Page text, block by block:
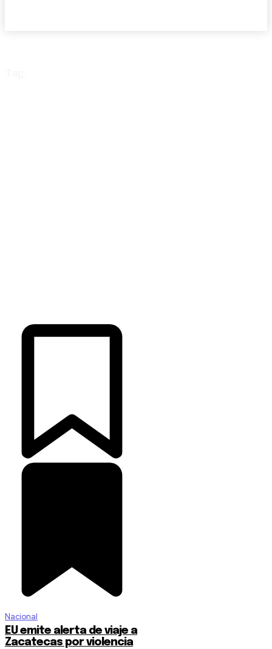
Nacional
EU emite alerta de viaje a
Zacatecas por violencia